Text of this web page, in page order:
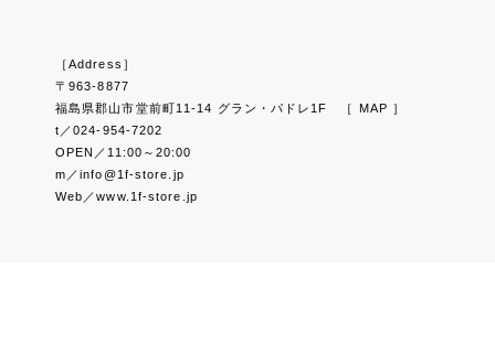
［Address］
〒963-8877
福島県郡山市堂前町11-14 グラン・パドレ1F
［ MAP ］
t／024-954-7202
OPEN／11:00～20:00
m／info@1f-store.jp
Web／www.1f-store.jp